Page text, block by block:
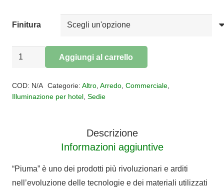
Finitura
Kartell
quantità
Aggiungi al carrello
COD: N/A Categorie: Altro, Arredo, Commerciale,
Illuminazione per hotel, Sedie
Descrizione
Informazioni aggiuntive
“Piuma” è uno dei prodotti più rivoluzionari e arditi
nell’evoluzione delle tecnologie e dei materiali utilizzati